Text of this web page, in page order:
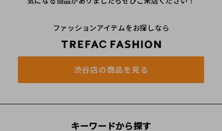
ファッションアイテムをお探しなら
渋谷店の商品を見る
キーワードから探す